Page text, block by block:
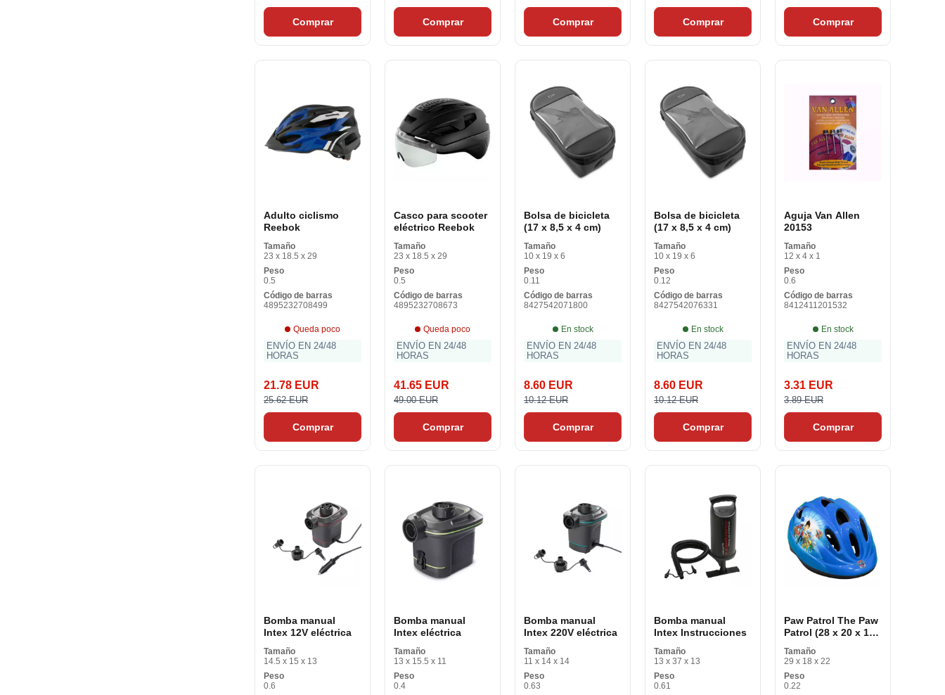
Comprar Comprar Comprar Comprar Comprar
Adulto ciclismo
Reebok
Tamaño
23 x 18.5 x 29
Peso
0.5
Código de barras
4895232708499
Queda poco
ENVÍO EN 24/48
HORAS
21.78 EUR
25.62 EUR
Comprar
Casco para scooter
eléctrico Reebok
Tamaño
23 x 18.5 x 29
Peso
0.5
Código de barras
4895232708673
Queda poco
ENVÍO EN 24/48
HORAS
41.65 EUR
49.00 EUR
Comprar
Bolsa de bicicleta
(17 x 8,5 x 4 cm)
Tamaño
10 x 19 x 6
Peso
0.11
Código de barras
8427542071800
En stock
ENVÍO EN 24/48
HORAS
8.60 EUR
10.12 EUR
Comprar
Bolsa de bicicleta
(17 x 8,5 x 4 cm)
Tamaño
10 x 19 x 6
Peso
0.12
Código de barras
8427542076331
En stock
ENVÍO EN 24/48
HORAS
8.60 EUR
10.12 EUR
Comprar
Aguja Van Allen
20153
Tamaño
12 x 4 x 1
Peso
0.6
Código de barras
8412411201532
En stock
ENVÍO EN 24/48
HORAS
3.31 EUR
3.89 EUR
Comprar
Bomba manual
Intex 12V eléctrica
Tamaño
14.5 x 15 x 13
Peso
0.6
Bomba manual
Intex eléctrica
Tamaño
13 x 15.5 x 11
Peso
0.4
Bomba manual
Intex 220V eléctrica
Tamaño
11 x 14 x 14
Peso
0.63
Bomba manual
Intex Instrucciones
Tamaño
13 x 37 x 13
Peso
0.61
Paw Patrol The Paw
Patrol (28 x 20 x 15
Tamaño
29 x 18 x 22
Peso
0.22